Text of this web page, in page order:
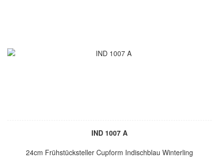
IND 1007 A
24cm Frühstücksteller Cupform Indischblau Winterling